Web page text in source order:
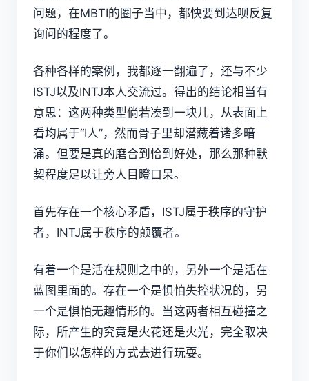
问题，在MBTI的圈子当中，都快要到达呗反复
询问的程度了。
各种各样的案例，我都逐一翻遍了，还与不少
ISTJ以及INTJ本人交流过。得出的结论相当有
意思：这两种类型倘若凑到一块儿，从表面上
看均属于“I人”，然而骨子里却潜藏着诸多暗
涌。但要是真的磨合到恰到好处，那么那种默
契程度足以让旁人目瞪口呆。
首先存在一个核心矛盾，ISTJ属于秩序的守护
者，INTJ属于秩序的颠覆者。
有着一个是活在规则之中的，另外一个是活在
蓝图里面的。存在一个是惧怕失控状况的，另
一个是惧怕无趣情形的。当这两者相互碰撞之
际，所产生的究竟是火花还是火光，完全取决
于你们以怎样的方式去进行玩耍。